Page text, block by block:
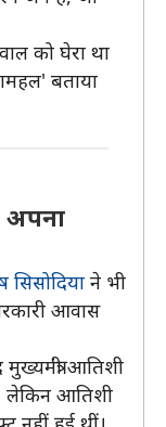
को घेरा था
बताया
अपना
सिसोदिया ने भी
आवास
आतिशी
लेकिन आतिशी